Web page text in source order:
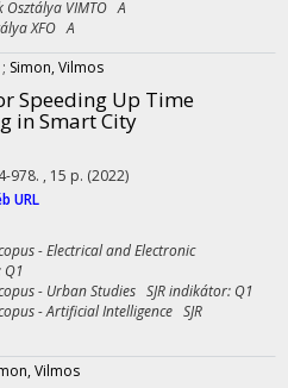
Osztálya VIMTO A
XFO A
; Simon, Vilmos
Speeding Up Time
in Smart City
978. , 15 p. (2022)
URL
- Electrical and Electronic
Q1
- Urban Studies SJR indikátor: Q1
- Artificial Intelligence SJR
Vilmos